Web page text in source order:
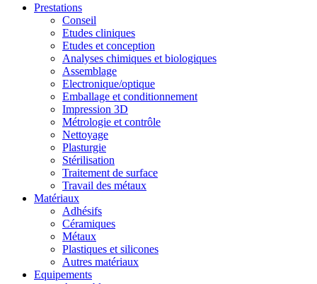
Prestations
Conseil
Etudes cliniques
Etudes et conception
Analyses chimiques et biologiques
Assemblage
Electronique/optique
Emballage et conditionnement
Impression 3D
Métrologie et contrôle
Nettoyage
Plasturgie
Stérilisation
Traitement de surface
Travail des métaux
Matériaux
Adhésifs
Céramiques
Métaux
Plastiques et silicones
Autres matériaux
Equipements